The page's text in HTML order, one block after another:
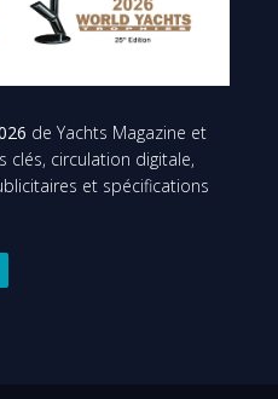
de Yachts Magazine et
clés, circulation digitale,
et spécifications